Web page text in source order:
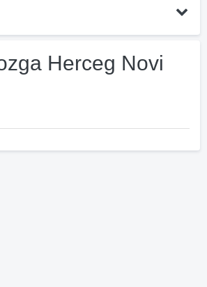
Herceg Novi